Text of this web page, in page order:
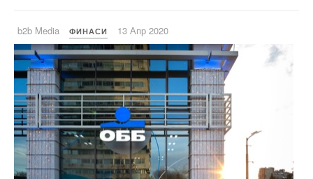
b2b Media ФИНАСИ 13 Апр 2020